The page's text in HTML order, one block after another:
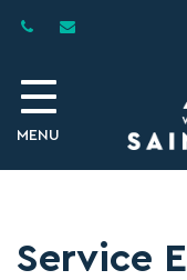
MENU
Service